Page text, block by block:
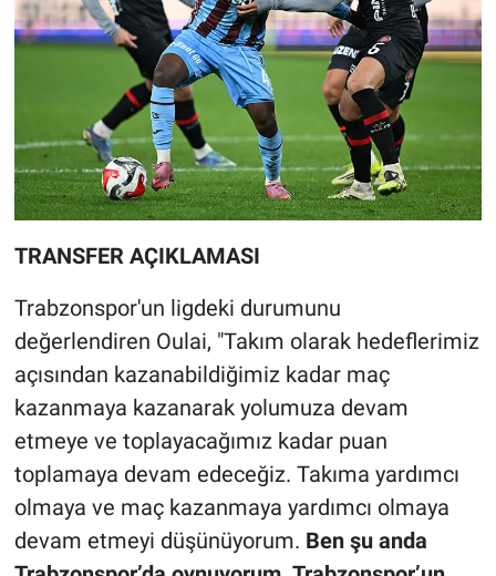
TRANSFER AÇIKLAMASI
Trabzonspor'un ligdeki durumunu
değerlendiren Oulai, "Takım olarak hedeflerimiz
açısından kazanabildiğimiz kadar maç
kazanmaya kazanarak yolumuza devam
etmeye ve toplayacağımız kadar puan
toplamaya devam edeceğiz. Takıma yardımcı
olmaya ve maç kazanmaya yardımcı olmaya
devam etmeyi düşünüyorum. Ben şu anda